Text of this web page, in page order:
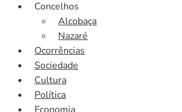
Concelhos
Alcobaça
Nazaré
Ocorrências
Sociedade
Cultura
Política